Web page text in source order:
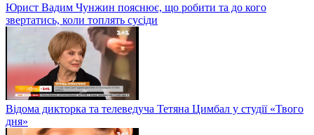
Юрист Вадим Чунжин пояснює, що робити та до кого
звертатись, коли топлять сусіди
Відома дикторка та телеведуча Тетяна Цимбал у студії «Твого
дня»